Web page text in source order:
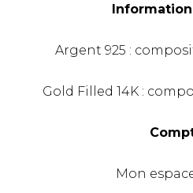
Argent 925 :
Gold Filled 14K :
Mon